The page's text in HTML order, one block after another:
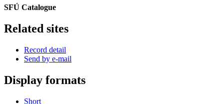
SFÚ Catalogue
Related sites
Record detail
Send by e-mail
Display formats
Short